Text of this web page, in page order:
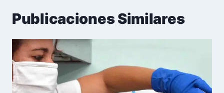
Publicaciones Similares